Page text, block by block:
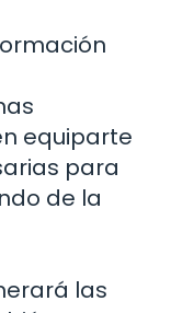
equiparte
para
de la
las